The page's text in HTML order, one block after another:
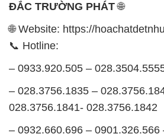
ĐẮC TRƯỜNG PHÁT🌐
🌐 Website: https://
📞 Hotline:
– 0933.920.505 –
– 028.3756.1835 –
028.3756.1841- 028.3756.1842
– 0932.660.696 – 0901.326.566